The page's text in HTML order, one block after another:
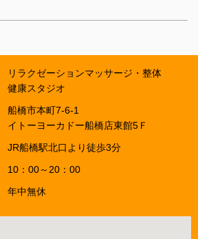
リラクゼーションマッサージ・整体
健康スタジオ
船橋市本町7-6-1
イトーヨーカドー船橋店東館5Ｆ
JR船橋駅北口より徒歩3分
10：00～20：00
年中無休